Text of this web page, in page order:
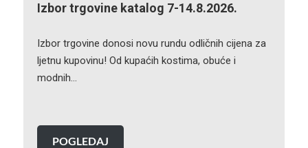
Izbor trgovine katalog 7-14.8.2026.
Izbor trgovine donosi novu rundu odličnih cijena za
ljetnu kupovinu! Od kupaćih kostima, obuće i
modnih…
POGLEDAJ